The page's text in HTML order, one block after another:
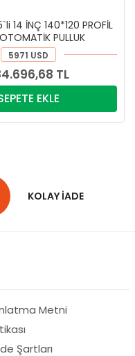
14 İNÇ 140*120 PROFİL
PULLUK
5971 USD
TL
EKLE
KOLAY İADE
Metni
Şartları